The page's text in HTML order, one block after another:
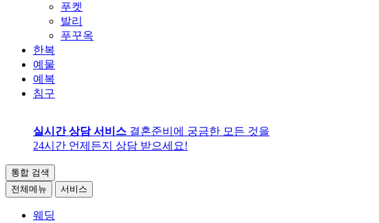
푸켓
발리
푸꾸옥
한복
예물
예복
침구
실시간 상담 서비스 결혼준비에 궁금한 모든 것을
24시간 언제든지 상담 받으세요!
통합 검색
전체메뉴
서비스
웨딩